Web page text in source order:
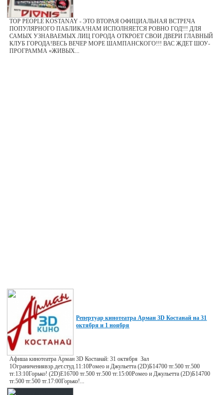
TOP PEOPLE KOSTANAY - ЭТО ВТОРАЯ ОФИЦИАЛЬНАЯ ВСТРЕЧА
ПОПУЛЯРНОГО ПАБЛИКА!НАМ ИСПОЛНЯЕТСЯ РОВНО ГОД!!! ДЛЯ
САМЫХ УЗНАВАЕМЫХ ЛИЦ ГОРОДА ОТКРОЕТ СВОИ ДВЕРИ ГЛАВНЫЙ
КЛУБ ГОРОДА!ВЕСЬ ВЕЧЕР МОРЕ ШАМПАНСКОГО!!! ВАС ЖДЕТ ШОУ-
ПРОГРАММА «ЖИВЫХ...
Репертуар кинотеатра Арман 3D Костанай на 31
октября и 1 ноября
Афиша кинотеатра Арман 3D Костанай: 31 октября Зал
1Ограничениявзр.дет.студ.11:10Ромео и Джульетта (2D)Б14700 тг.500 тг.500
тг.13:10Горько! (2D)E16700 тг.500 тг.500 тг.15:00Ромео и Джульетта (2D)Б14700
тг.500 тг.500 тг.17:00Горько!...